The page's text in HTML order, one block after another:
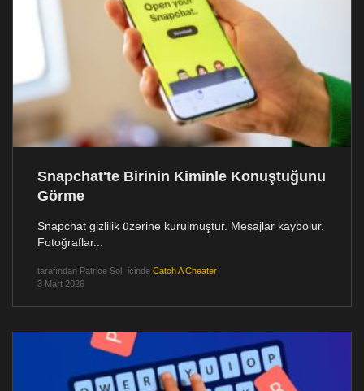
Snapchat'te Birinin Kiminle Konuştuğunu
Görme
Snapchat gizlilik üzerine kurulmuştur. Mesajlar kaybolur.
Fotoğraflar...
tarafından Patrice Sol içinde Catch A Cheater
3 Mart 2026